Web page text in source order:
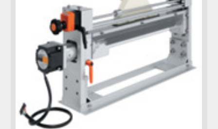
ビリティ
査結果
利用規約
個人情報保護方